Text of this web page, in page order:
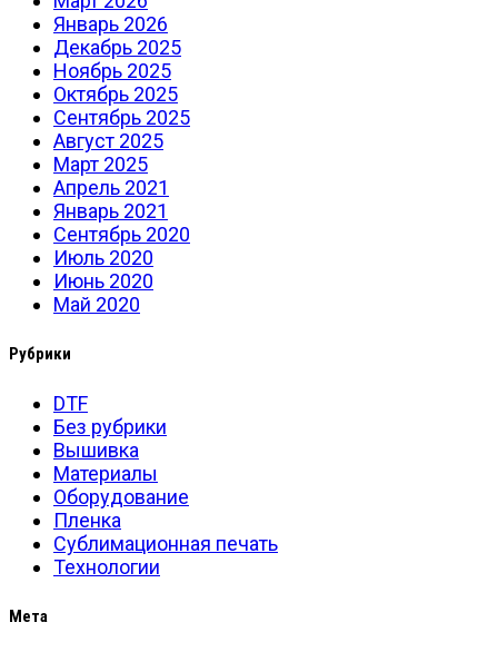
Январь 2026
Декабрь 2025
Ноябрь 2025
Октябрь 2025
Сентябрь 2025
Август 2025
Март 2025
Апрель 2021
Январь 2021
Сентябрь 2020
Июль 2020
Июнь 2020
Май 2020
Рубрики
DTF
Без рубрики
Вышивка
Материалы
Оборудование
Пленка
Сублимационная печать
Технологии
Мета